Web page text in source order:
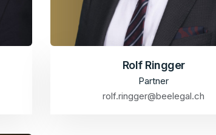
Rolf Ringger
Partner
rolf.ringger@beelegal.ch